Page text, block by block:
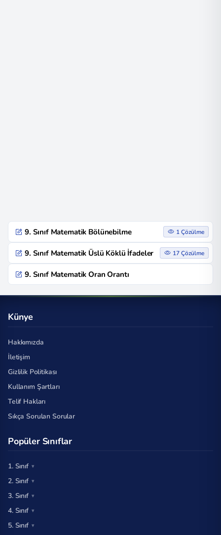
9. Sınıf Matematik Bölünebilme 1 Çözülme
9. Sınıf Matematik Üslü Köklü İfadeler 17 Çözülme
9. Sınıf Matematik Oran Orantı
Künye
Hakkımızda
İletişim
Gizlilik Politikası
Kullanım Şartları
Telif Hakları
Sıkça Sorulan Sorular
Popüler Sınıflar
1. Sınıf
2. Sınıf
3. Sınıf
4. Sınıf
5. Sınıf